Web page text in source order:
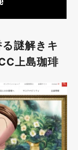
謎解きキ
上島珈琲